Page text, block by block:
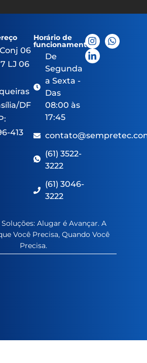
06
LJ 06
DF
413
Horário de
funcionamento
De
Segunda
a Sexta -
Das
08:00 às
17:45
(61) 3522-
3222
(61) 3046-
3222
Alugar é Avançar. A
Você Precisa, Quando Você
Precisa.